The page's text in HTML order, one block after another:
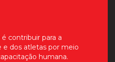
contribuir para a
e dos atletas por meio
humana.